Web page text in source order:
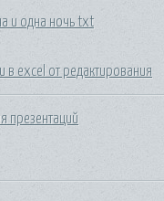
и одна ночь txt
в excel от редактирования
презентаций